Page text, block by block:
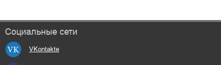
Социальные сети
VKontakte